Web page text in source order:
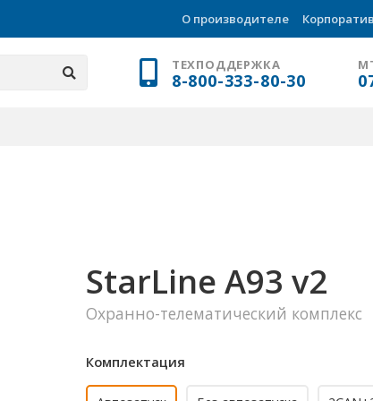
О производителе
ТЕХПОДДЕРЖКА
8-800-333-80-30
StarLine A93 v2
Охранно-телематический комплекс
Комплектация